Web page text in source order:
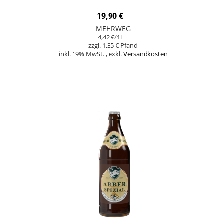
19,90 €
MEHRWEG
4,42 €/1l
1,35 €
inkl. 19% MwSt. ,exkl.Versandkosten